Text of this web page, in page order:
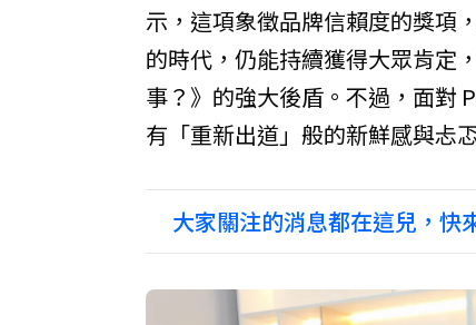
示，這項象徵品牌信賴度的獎項
的時代，仍能持續獲得大眾肯定
事？》的強大後盾。不過，面對
有「重新出道」般的新鮮感與忐
大家關注的消息都在這兒，快